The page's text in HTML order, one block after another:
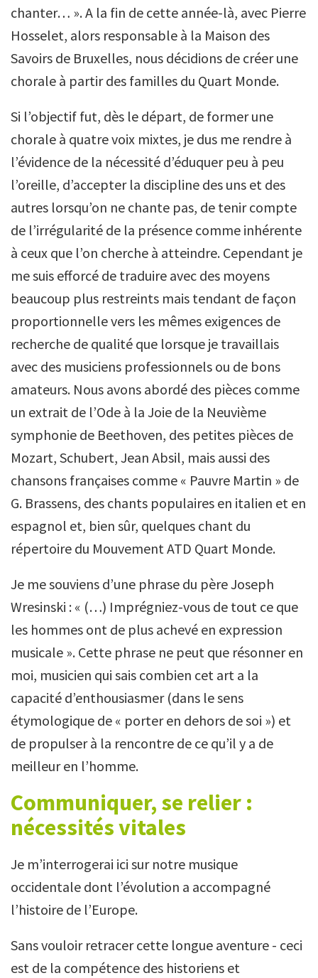
chanter… ». A la fin de cette année-là, avec Pierre
Hosselet, alors responsable à la Maison des
Savoirs de Bruxelles, nous décidions de créer une
chorale à partir des familles du Quart Monde.
Si l’objectif fut, dès le départ, de former une
chorale à quatre voix mixtes, je dus me rendre à
l’évidence de la nécessité d’éduquer peu à peu
l’oreille, d’accepter la discipline des uns et des
autres lorsqu’on ne chante pas, de tenir compte
de l’irrégularité de la présence comme inhérente
à ceux que l’on cherche à atteindre. Cependant je
me suis efforcé de traduire avec des moyens
beaucoup plus restreints mais tendant de façon
proportionnelle vers les mêmes exigences de
recherche de qualité que lorsque je travaillais
avec des musiciens professionnels ou de bons
amateurs. Nous avons abordé des pièces comme
un extrait de l’Ode à la Joie de la Neuvième
symphonie de Beethoven, des petites pièces de
Mozart, Schubert, Jean Absil, mais aussi des
chansons françaises comme « Pauvre Martin » de
G. Brassens, des chants populaires en italien et en
espagnol et, bien sûr, quelques chant du
répertoire du Mouvement ATD Quart Monde.
Je me souviens d’une phrase du père Joseph
Wresinski : « (…) Imprégniez-vous de tout ce que
les hommes ont de plus achevé en expression
musicale ». Cette phrase ne peut que résonner en
moi, musicien qui sais combien cet art a la
capacité d’enthousiasmer (dans le sens
étymologique de « porter en dehors de soi ») et
de propulser à la rencontre de ce qu’il y a de
meilleur en l’homme.
Communiquer, se relier :
nécessités vitales
Je m’interrogerai ici sur notre musique
occidentale dont l’évolution a accompagné
l’histoire de l’Europe.
Sans vouloir retracer cette longue aventure - ceci
est de la compétence des historiens et